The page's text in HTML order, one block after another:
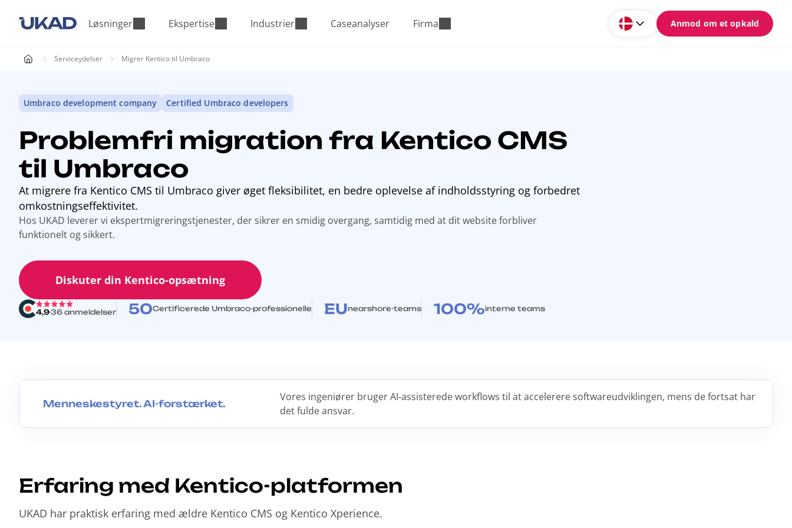
a
m
n
u
Løsninger Ekspertise Industrier Caseanalyser Firma Anmod om et opkald
Serviceydelser Migrer Kentico til Umbraco
Umbraco development company Certified Umbraco developers
Problemfri migration fra Kentico CMS
til Umbraco
At migrere fra Kentico CMS til Umbraco giver øget fleksibilitet, en bedre oplevelse af indholdsstyring og forbedret
omkostningseffektivitet.
Hos UKAD leverer vi ekspertmigreringstjenester, der sikrer en smidig overgang, samtidig med at dit website forbliver
funktionelt og sikkert.
Diskuter din Kentico-opsætning
4,936 anmeldelser 50Certificerede Umbraco-professionelle EUnearshore-teams 100%interne teams
e
s
k
e
Menneskestyret. AI-forstærket.
Vores ingeniører bruger AI-assisterede workflows til at accelerere softwareudviklingen, mens de fortsat har
det fulde ansvar.
Erfaring med Kentico-platformen
UKAD har praktisk erfaring med ældre Kentico CMS og Kentico Xperience.